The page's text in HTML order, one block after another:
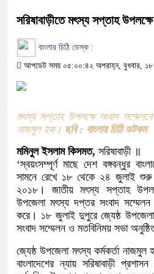
সরিষাবাড়ীতে মৎস্য সপ্তাহ
বাংলার চিঠি ডেস্ক :
আপডেট সময় ০৫:০০:৪২ অপরাহ্ন, বুধবার,
মৎস্য সপ্তাহ উপলক্ষে সংবাদ
নাজমুল হক। ছবি : বাংলার চিঠি ডটকম
মমিনুল ইসলাম কিসমত, সরিষাবাড়ী ॥
‘স্বয়ংসম্পূর্ণ মাছে দেশ বঙ্গবন্ধুর
সামনে রেখে ১৮ থেকে ২৪ জুলাই
২০১৮। জাতীয় মৎস্য সপ্তাহ
উপজেলা মৎস্য দপ্তর সংবাদ
করে। ১৮ জুলাই দুপুরে জ্যেষ্ঠ উপজেলা
সংবাদ সম্মেলন ও মতবিনিময় সভা
জ্যেষ্ঠ উপজেলা মৎস্য কর্মকর্তা নাজমুল
বাংলাদেশের ন্যায় সরিষাবাড়ী